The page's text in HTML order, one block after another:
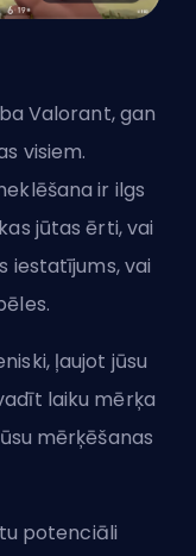
Valorant, gan
visiem.
ir ilgs
jūtas ērti, vai
iestatījums, vai
ļaujot jūsu
laiku mērķa
mērķēšanas
potenciāli